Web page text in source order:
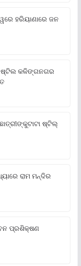
ହରିୟାଣାରେ ଜନ
ଷ୍ଟିଲ କଳିଙ୍ଗନଗର
ଷ୍ଟିଲ୍
ରାମ ମନ୍ଦିର
ପ୍ରଶିକ୍ଷଣ